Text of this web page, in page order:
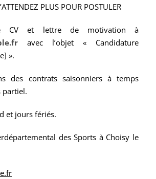
PLUS POUR POSTULER
CV et lettre de motivation à
avec l’objet « Candidature
».
des contrats saisonniers à temps
partiel.
et jours fériés.
des Sports à Choisy le